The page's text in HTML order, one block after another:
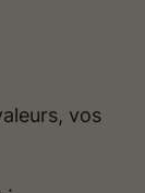
vos